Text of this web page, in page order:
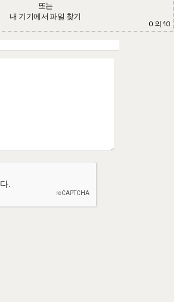
또는
내 기기에서 파일 찾기
0 의 10